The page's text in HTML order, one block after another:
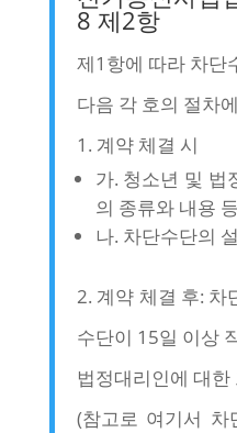
8 제2항
제1항에 따라 차단
다음 각 호의 절차
1. 계약 체결 시
가. 청소년 및 법
의 종류와 내용
나. 차단수단의
2. 계약 체결 후: 차
수단이 15일 이상
법정대리인에 대한
(참고로 여기서 차